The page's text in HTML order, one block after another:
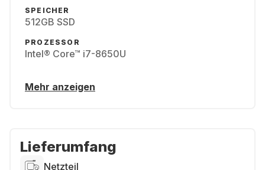
SPEICHER
512GB SSD
PROZESSOR
Intel® Core™ i7-8650U
Mehr anzeigen
Lieferumfang
Netzteil